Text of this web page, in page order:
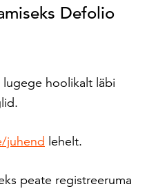
Defolio
hoolikalt läbi
juhend lehelt.
peate registreeruma